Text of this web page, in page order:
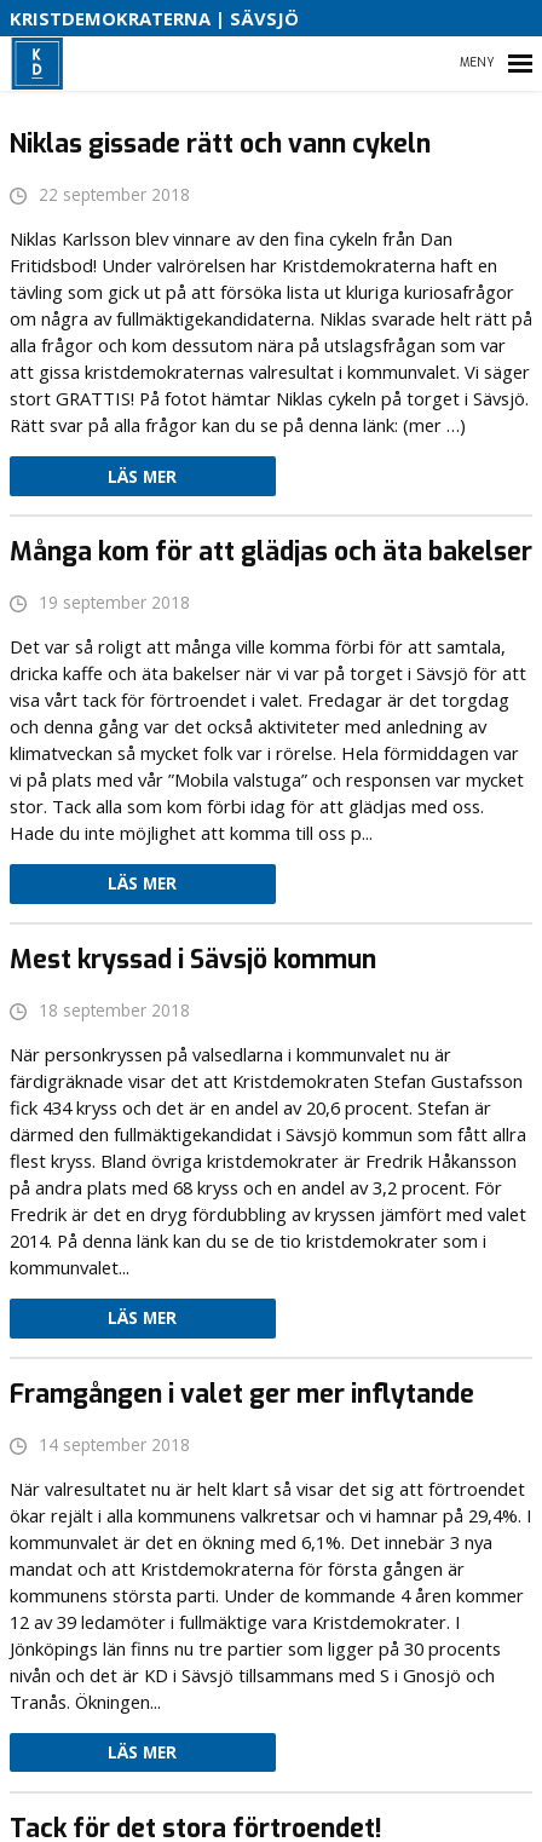
KRISTDEMOKRATERNA | SÄVSJÖ
VAD VI STÅR FÖR!
VÅR PARTIAVDELNING
VAD VILL VI I VÅR KOMMUN
Niklas gissade rätt och vann cykeln
22 september 2018
Niklas Karlsson blev vinnare av den fina cykeln från Dan
Fritidsbod! Under valrörelsen har Kristdemokraterna haft en
tävling som gick ut på att försöka lista ut kluriga kuriosafrågor
om några av fullmäktigekandidaterna. Niklas svarade helt rätt på
alla frågor och kom dessutom nära på utslagsfrågan som var
att gissa kristdemokraternas valresultat i kommunvalet. Vi säger
stort GRATTIS! På fotot hämtar Niklas cykeln på torget i Sävsjö.
Rätt svar på alla frågor kan du se på denna länk: (mer …)
LÄS MER
Många kom för att glädjas och äta bakelser
19 september 2018
Det var så roligt att många ville komma förbi för att samtala,
dricka kaffe och äta bakelser när vi var på torget i Sävsjö för att
visa vårt tack för förtroendet i valet. Fredagar är det torgdag
och denna gång var det också aktiviteter med anledning av
klimatveckan så mycket folk var i rörelse. Hela förmiddagen var
vi på plats med vår ”Mobila valstuga” och responsen var mycket
stor. Tack alla som kom förbi idag för att glädjas med oss.
Hade du inte möjlighet att komma till oss p...
LÄS MER
Mest kryssad i Sävsjö kommun
18 september 2018
När personkryssen på valsedlarna i kommunvalet nu är
färdigräknade visar det att Kristdemokraten Stefan Gustafsson
fick 434 kryss och det är en andel av 20,6 procent. Stefan är
därmed den fullmäktigekandidat i Sävsjö kommun som fått allra
flest kryss. Bland övriga kristdemokrater är Fredrik Håkansson
på andra plats med 68 kryss och en andel av 3,2 procent. För
Fredrik är det en dryg fördubbling av kryssen jämfört med valet
2014. På denna länk kan du se de tio kristdemokrater som i
kommunvalet...
LÄS MER
Framgången i valet ger mer inflytande
14 september 2018
När valresultatet nu är helt klart så visar det sig att förtroendet
ökar rejält i alla kommunens valkretsar och vi hamnar på 29,4%. I
kommunvalet är det en ökning med 6,1%. Det innebär 3 nya
mandat och att Kristdemokraterna för första gången är
kommunens största parti. Under de kommande 4 åren kommer
12 av 39 ledamöter i fullmäktige vara Kristdemokrater. I
Jönköpings län finns nu tre partier som ligger på 30 procents
nivån och det är KD i Sävsjö tillsammans med S i Gnosjö och
Tranås. Ökningen...
LÄS MER
Tack för det stora förtroendet!